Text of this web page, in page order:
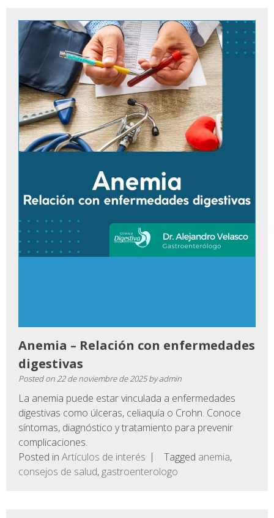
Anemia – Relación con enfermedades
digestivas
Posted on 22 de noviembre de 2025byadmin
La anemia puede estar vinculada a enfermedades
digestivas como úlceras, celiaquía o Crohn. Conoce
síntomas, diagnóstico y tratamiento para prevenir
complicaciones.
Posted in Artículos de interés Tagged anemia,
consejos de salud, gastroenterologo